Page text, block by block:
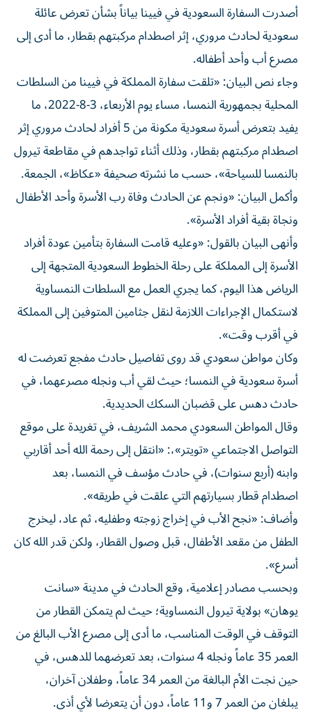
أصدرت السفارة السعودية في فيينا بياناً بشأن تعرض عائلة
سعودية لحادث مروري، إثر اصطدام مركبتهم بقطار، ما أدى إلى
مصرع أب وأحد أطفاله.
وجاء نص البيان: «تلقت سفارة المملكة في فيينا من السلطات
المحلية بجمهورية النمسا، مساء يوم الأربعاء، 3-8-2022، ما
يفيد بتعرض أسرة سعودية مكونة من 5 أفراد لحادث مروري إثر
اصطدام مركبتهم بقطار، وذلك أثناء تواجدهم في مقاطعة تيرول
بالنمسا للسياحة»، حسب ما نشرته صحيفة «عكاظ»، الجمعة.
وأكمل البيان: «ونجم عن الحادث وفاة رب الأسرة وأحد الأطفال
ونجاة بقية أفراد الأسرة».
وأنهى البيان بالقول: «وعليه قامت السفارة بتأمين عودة أفراد
الأسرة إلى المملكة على رحلة الخطوط السعودية المتجهة إلى
الرياض هذا اليوم، كما يجري العمل مع السلطات النمساوية
لاستكمال الإجراءات اللازمة لنقل جثامين المتوفين إلى المملكة
في أقرب وقت».
وكان مواطن سعودي قد روى تفاصيل حادث مفجع تعرضت له
أسرة سعودية في النمسا؛ حيث لقي أب ونجله مصرعهما، في
حادث دهس على قضبان السكك الحديدية.
وقال المواطن السعودي محمد الشريف، في تغريدة على موقع
التواصل الاجتماعي «تويتر»،: «انتقل إلى رحمة الله أحد أقاربي
وابنه (أربع سنوات)، في حادث مؤسف في النمسا، بعد
اصطدام قطار بسيارتهم التي علقت في طريقه».
وأضاف: «نجح الأب في إخراج زوجته وطفليه، ثم عاد، ليخرج
الطفل من مقعد الأطفال، قبل وصول القطار، ولكن قدر الله كان
أسرع».
وبحسب مصادر إعلامية، وقع الحادث في مدينة «سانت
يوهان» بولاية تيرول النمساوية؛ حيث لم يتمكن القطار من
التوقف في الوقت المناسب، ما أدى إلى مصرع الأب البالغ من
العمر 35 عاماً ونجله 4 سنوات، بعد تعرضهما للدهس، في
حين نجت الأم البالغة من العمر 34 عاماً، وطفلان آخران،
يبلغان من العمر 7 و11 عاماً، دون أن يتعرضا لأي أذى.